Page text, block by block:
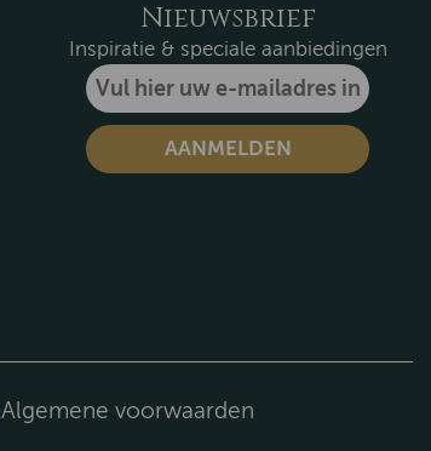
Nieuwsbrief
Inspiratie & speciale aanbiedingen
Algemene voorwaarden